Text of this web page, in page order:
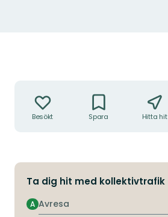
Besökt Spara Hitta hit
Ta dig hit med kollektivtrafik
Avresa
A